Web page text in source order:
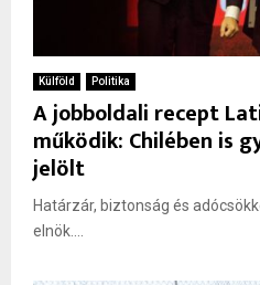
Külföld Politika
A jobboldali recept
működik: Chilében is
jelölt
Határzár, biztonság és
elnök....